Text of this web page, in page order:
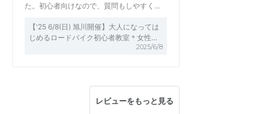
た。初心者向けなので、質問もしやすく…
【'25 6/8(日) 旭川開催】大人になっては
じめるロードバイク初心者教室＊女性…
2025/6/8
レビューをもっと見る